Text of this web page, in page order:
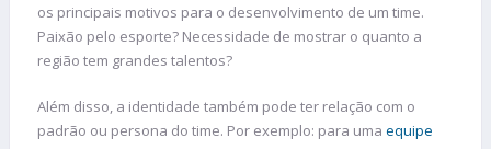
os principais motivos para o desenvolvimento de um time.
Paixão pelo esporte? Necessidade de mostrar o quanto a
região tem grandes talentos?
Além disso, a identidade também pode ter relação com o
padrão ou persona do time. Por exemplo: para uma equipe